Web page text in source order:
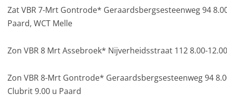
Zat VBR 7-Mrt Gontrode* Geraardsbergsesteenweg 94
Paard, WCT Melle
Zon VBR 8 Mrt Assebroek* Nijverheidsstraat 112 8.00-
Zon VBR 8-Mrt Gontrode* Geraardsbergsesteenweg 94
Clubrit 9.00 u Paard